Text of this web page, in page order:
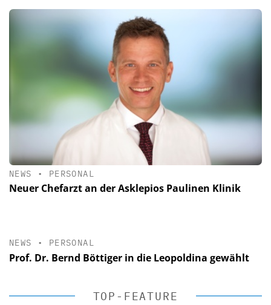
NEWS • PERSONAL
Neuer Chefarzt an der Asklepios Paulinen Klinik
NEWS • PERSONAL
Prof. Dr. Bernd Böttiger in die Leopoldina gewählt
TOP-FEATURE